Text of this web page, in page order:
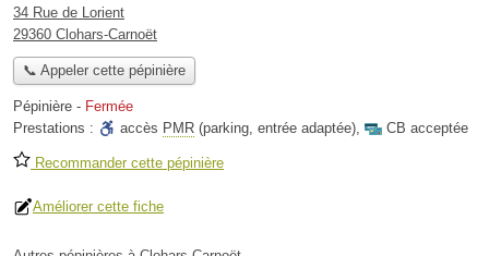
34 Rue de Lorient
29360 Clohars-Carnoët
📞 Appeler cette pépinière
Pépinière - Fermée
Prestations :
accès PMR (parking, entrée adaptée), CB acceptée
Recommander cette pépinière
Améliorer cette fiche